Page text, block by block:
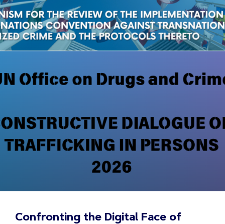
Confronting the Digital Face of